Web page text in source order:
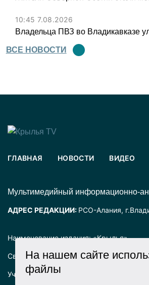
10:45 7.08.2026
Владельца ПВЗ во Владикавказе
ВСЕ НОВОСТИ
Наименование издания: «Крылья».
Свидетельство о регистрации СМИ
Учредитель: ООО «Крылья».
ГЛАВНАЯ НОВОСТИ ВИДЕО
Mультимедийный информационно-
АДРЕС РЕДАКЦИИ: РСО-Алания,
На нашем сайте
файлы